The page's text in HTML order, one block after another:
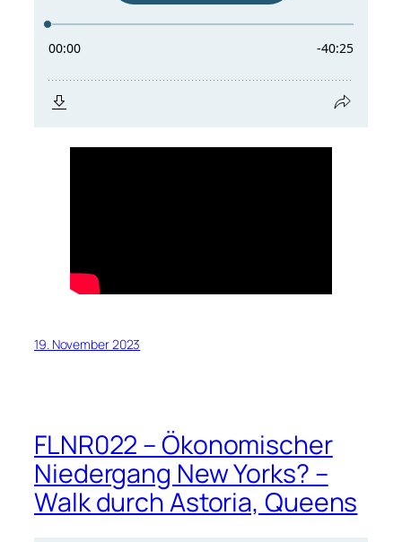
19. November 2023
FLNR022 – Ökonomischer
Niedergang New Yorks? –
Walk durch Astoria, Queens